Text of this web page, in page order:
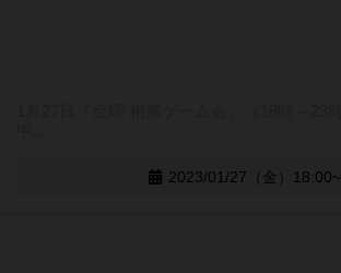
2023/01/27（金）18:00~